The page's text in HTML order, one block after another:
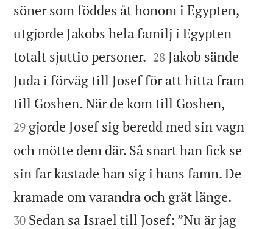
söner som föddes åt honom i Egypten,
utgjorde Jakobs hela familj i Egypten
totalt sjuttio personer. 

28 Jakob sände
Juda i förväg till Josef för att hitta fram
till Goshen. När de kom till Goshen,
29 gjorde Josef sig beredd med sin vagn
och mötte dem där. Så snart han fick se
sin far kastade han sig i hans famn. De
kramade om varandra och grät länge.
30 Sedan sa Israel till Josef: ”Nu är jag